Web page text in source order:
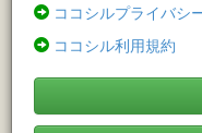
ココシルプライバシ
ココシル利用規約